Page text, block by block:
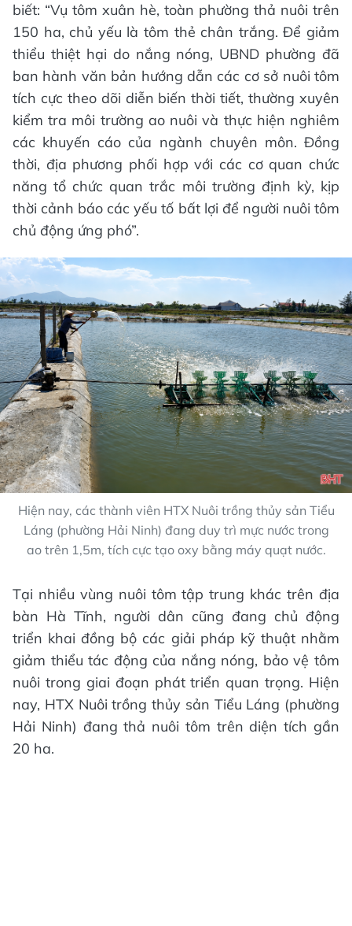
biết: “Vụ tôm xuân hè, toàn phường thả nuôi trên
150 ha, chủ yếu là tôm thẻ chân trắng. Để giảm
thiểu thiệt hại do nắng nóng, UBND phường đã
ban hành văn bản hướng dẫn các cơ sở nuôi tôm
tích cực theo dõi diễn biến thời tiết, thường xuyên
kiểm tra môi trường ao nuôi và thực hiện nghiêm
các khuyến cáo của ngành chuyên môn. Đồng
thời, địa phương phối hợp với các cơ quan chức
năng tổ chức quan trắc môi trường định kỳ, kịp
thời cảnh báo các yếu tố bất lợi để người nuôi tôm
chủ động ứng phó”.
Hiện nay, các thành viên HTX Nuôi trồng thủy sản Tiểu
Láng (phường Hải Ninh) đang duy trì mực nước trong
ao trên 1,5m, tích cực tạo oxy bằng máy quạt nước.
Tại nhiều vùng nuôi tôm tập trung khác trên địa
bàn Hà Tĩnh, người dân cũng đang chủ động
triển khai đồng bộ các giải pháp kỹ thuật nhằm
giảm thiểu tác động của nắng nóng, bảo vệ tôm
nuôi trong giai đoạn phát triển quan trọng. Hiện
nay, HTX Nuôi trồng thủy sản Tiểu Láng (phường
Hải Ninh) đang thả nuôi tôm trên diện tích gần
20 ha.